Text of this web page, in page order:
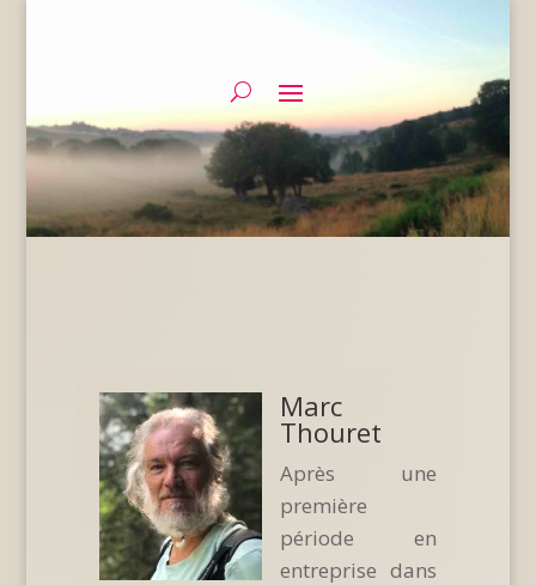
Marc
Thouret
Après une
première
période en
entreprise dans